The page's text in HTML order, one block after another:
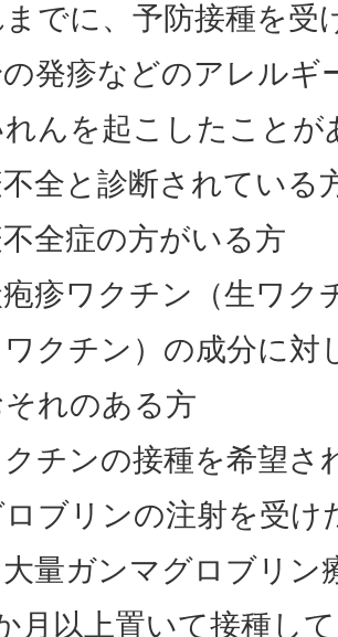
までに、予防接種を受
発疹などのアレルギ
んを起こしたことが
全と診断されている
全症の方がいる方
疹ワクチン（生ワク
ワクチン）の成分に対
れのある方
チンの接種を希望さ
ブリンの注射を受け
量ガンマグロブリン
月以上置いて接種し